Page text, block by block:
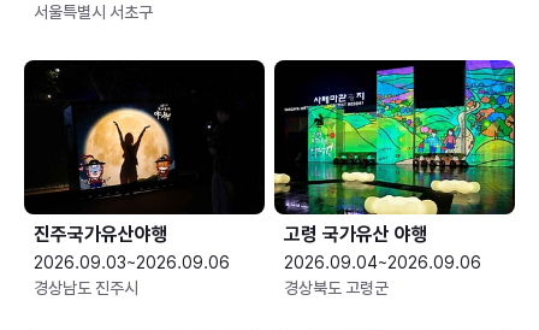
서울특별시 서초구
진주국가유산야행
2026.09.03~2026.09.06
경상남도 진주시
고령 국가유산 야행
2026.09.04~2026.09.06
경상북도 고령군